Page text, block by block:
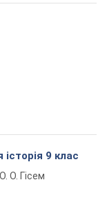
9 клас
О. Гісем